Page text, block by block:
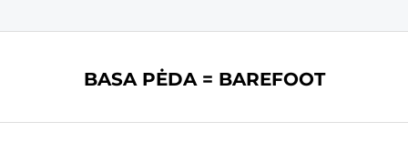
BASA PĖDA = BAREFOOT